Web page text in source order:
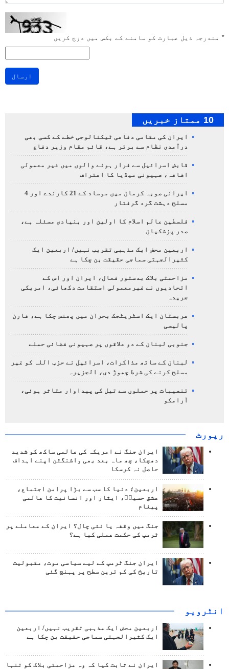
* مندرجہ ذیل عبارت کو سامنے کے بکس میں درج کریں
ارسال
10 ممتاز خبریں
ایران کی مقامی دفاعی ٹیکنالوجی خطے کے کسی بھی
درآمدی نظام سے برتر ہے، قائم مقام وزیر دفاع
قابض اسرائیل سے فرار ہونے والوں میں غیر معمولی
اضافہ، صہیونی میڈیا کا اعتراف
ایرانی صوبہ کرمان میں موساد کے 21 کارندے اور 4
مسلح دہشت گرد گرفتار
فلسطین عالم اسلام کا اولین اور بنیادی مسئلہ ہے،
صدر پزشکیان
اربعین محض ایک مذہبی تقریب نہیں/ اربعین ایک
کثیرالجہتی سماجی حقیقت بن چکا ہے
مزاحمتی بلاک بدستور فعال، ایران اور اس کے
اتحادیوں نے غیرمعمولی استقامت دکھائی، امریکی
جریدہ
عربستان ایک اسٹریٹجک بحران میں پھنس چکا ہے، فارن
پالیسی
جنوبی لبنان کے دو علاقوں پر صہیونی فضائی حملے
لبنان کے ساتھ مذاکرات، اسرائیل نے حزب اللہ کو غیر
مسلح کرنے کی شرط چھوڑ دی، الجزیرہ
تنصیبات پر حملوں سے تیل کی پیداوار متاثر ہوئی،
آرامکو
رپورٹ
ایران جنگ نے امریکہ کی عالمی ساکھ کو شدید
دھچکا، چھ ماہ بعد بھی واشنگٹن اپنے اہداف
حاصل نہ کرسکا
اربعین؛ دنیا کا سب سے بڑا پرامن اجتماع،
عشق حسینؑ، ایثار اور انسانیت کا عالمی
پیغام
جنگ میں وقفہ یا نئی چال؟ ایران کے معاملے پر
ٹرمپ کی حکمت عملی کیا ہے؟
ایران جنگ ٹرمپ کے لیے سیاسی موت، مقبولیت
تاریخ کی کم ترین سطح پر پہنچ گئی
انٹرويو
اربعین محض ایک مذہبی تقریب نہیں/ اربعین
ایک کثیرالجہتی سماجی حقیقت بن چکا ہے
ایران نے ثابت کیا کہ وہ مزاحمتی بلاک کو تنہا